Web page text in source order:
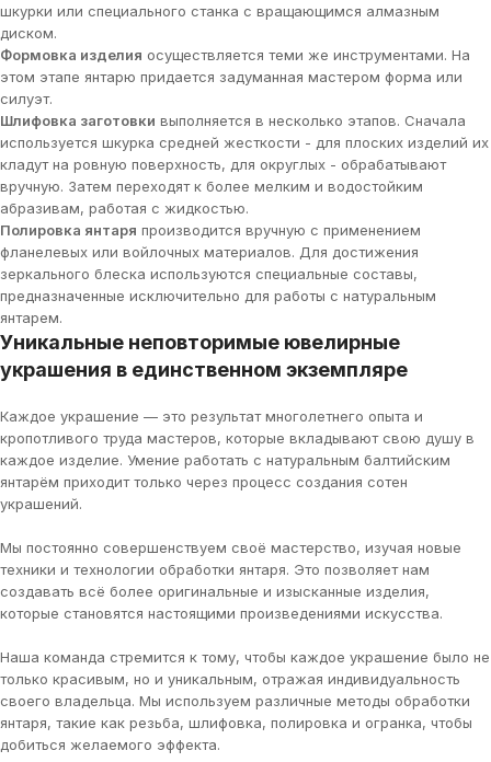
шкурки или специального станка с вращающимся алмазным
диском.
Формовка изделия осуществляется теми же инструментами. На
этом этапе янтарю придается задуманная мастером форма или
силуэт.
Шлифовка заготовки выполняется в несколько этапов. Сначала
используется шкурка средней жесткости - для плоских изделий их
кладут на ровную поверхность, для округлых - обрабатывают
вручную. Затем переходят к более мелким и водостойким
абразивам, работая с жидкостью.
Полировка янтаря производится вручную с применением
фланелевых или войлочных материалов. Для достижения
зеркального блеска используются специальные составы,
предназначенные исключительно для работы с натуральным
янтарем.
Уникальные неповторимые ювелирные
украшения в единственном экземпляре
Каждое украшение — это результат многолетнего опыта и
кропотливого труда мастеров, которые вкладывают свою душу в
каждое изделие. Умение работать с натуральным балтийским
янтарём приходит только через процесс создания сотен
украшений.
Мы постоянно совершенствуем своё мастерство, изучая новые
техники и технологии обработки янтаря. Это позволяет нам
создавать всё более оригинальные и изысканные изделия,
которые становятся настоящими произведениями искусства.
Наша команда стремится к тому, чтобы каждое украшение было не
только красивым, но и уникальным, отражая индивидуальность
своего владельца. Мы используем различные методы обработки
янтаря, такие как резьба, шлифовка, полировка и огранка, чтобы
добиться желаемого эффекта.